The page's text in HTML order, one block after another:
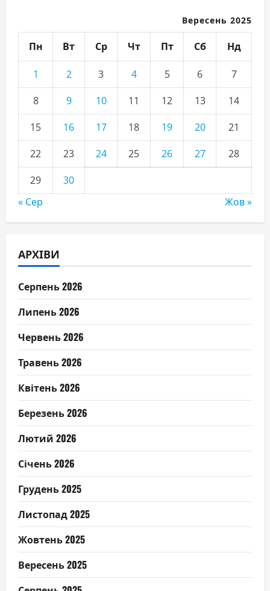
Вересень 2025
Пн Вт Ср Чт Пт Сб Нд
1 2 3 4 5 6
7
8
9 10 11 12 13
14
15
16 17 18 19 20
21
22
23 24 25 26 27
28
29
30
« Сер
Жов »
АРХІВИ
Серпень 2026
Липень 2026
Червень 2026
Травень 2026
Квітень 2026
Березень 2026
Лютий 2026
Січень 2026
Грудень 2025
Листопад 2025
Жовтень 2025
Вересень 2025